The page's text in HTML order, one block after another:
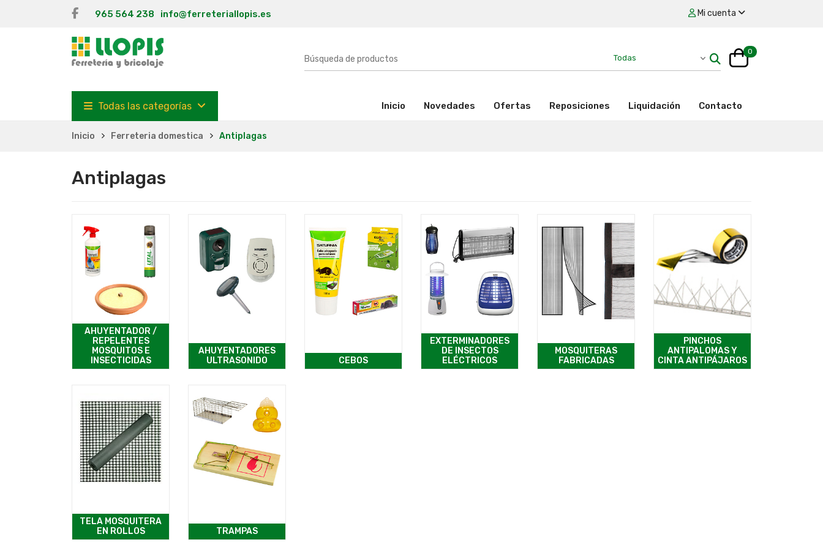
965 564 238 info@ferreteriallopis.es Mi cuenta
0
Todas las categorías Inicio (activo)Novedades Ofertas Reposiciones Liquidación Contacto
Inicio Ferreteria domestica Antiplagas
Antiplagas
AHUYENTADOR /
REPELENTES
MOSQUITOS E
INSECTICIDAS
AHUYENTADORES
ULTRASONIDO
CEBOS
EXTERMINADORES
DE INSECTOS
ELÉCTRICOS
MOSQUITERAS
FABRICADAS
PINCHOS
ANTIPALOMAS Y
CINTA ANTIPÁJAROS
TELA MOSQUITERA
EN ROLLOS
TRAMPAS